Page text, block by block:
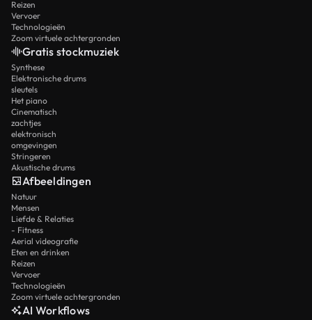
Reizen
Vervoer
Technologieën
Zoom virtuele achtergronden
Gratis stockmuziek
Synthese
Elektronische drums
sleutels
Het piano
Cinematisch
zachtjes
elektronisch
omgevingen
Stringeren
Akustische drums
Afbeeldingen
Natuur
Mensen
Liefde & Relaties
- Fitness
Aerial videografie
Eten en drinken
Reizen
Vervoer
Technologieën
Zoom virtuele achtergronden
AI Workflows